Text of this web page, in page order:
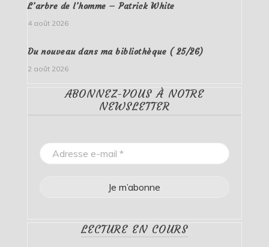
L’arbre de l’homme – Patrick White
4 août 2026
Du nouveau dans ma bibliothèque ( 25/26)
2 août 2026
ABONNEZ-VOUS À NOTRE
NEWSLETTER
LECTURE EN COURS